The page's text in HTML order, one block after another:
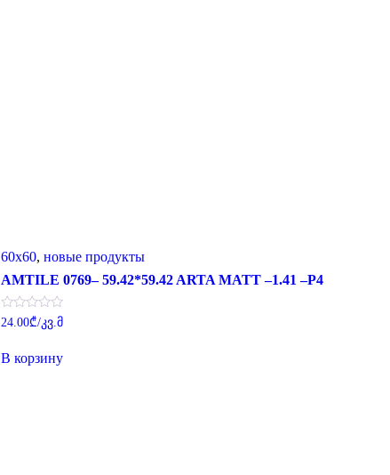
60x60,новые продукты
AMTILE 0769– 59.42*59.42 ARTA MATT –1.41 –P4
Оценка
0
5
24.00₾/კვ.მ
В корзину